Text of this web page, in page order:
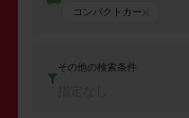
コンパクトカー
その他の検索条件